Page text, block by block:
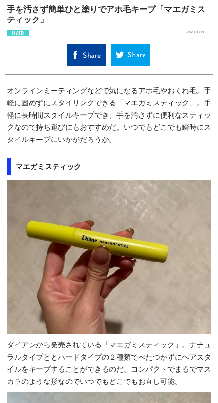
手を汚さず簡単ひと塗りでアホ毛キープ「マエガミス
ティック」
HAIR 2023.03.31
オンラインミーティングなどで気になるアホ毛やおくれ毛。手
軽に固めずにスタイリングできる「マエガミスティック」。手
軽に長時間スタイルキープでき、手を汚さずに便利なスティッ
クなので持ち運びにもおすすめだ。いつでもどこでも瞬時にス
タイルキープにいかがだろうか。
マエガミスティック
ダイアンから発売されている「マエガミスティック」。ナチュ
ラルタイプととハードタイプの２種類でべたつかずにヘアスタ
イルをキープすることができるのだ。コンパクトでまるでマス
カラのような形なのでいつでもどこでもお直し可能。